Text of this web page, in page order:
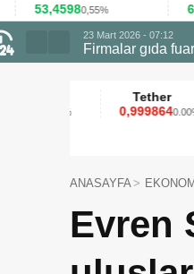
53,45980,55%
23 Mart 2026 - 07:12
Firmalar gıda
Tether
0,9998640.00%
ANASAYFA EKONOMİ
Evren